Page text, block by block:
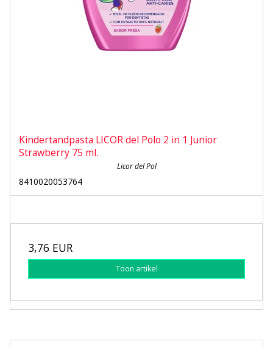
Kindertandpasta LICOR del Polo 2 in 1 Junior
Strawberry 75 ml.
Licor del Pol
8410020053764
3,76 EUR
Toon artikel